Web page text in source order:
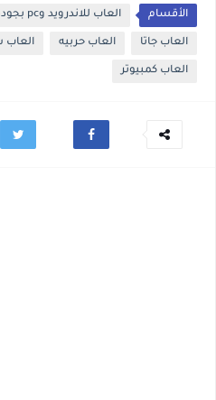
الأقسام العاب للاندرويد وpc بجوده عاليه
العاب جاتا العاب حربيه العاب
العاب كمبيوتر